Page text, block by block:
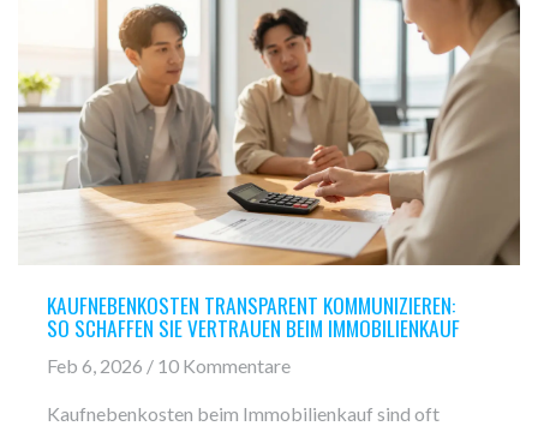
KAUFNEBENKOSTEN TRANSPARENT KOMMUNIZIEREN:
SO SCHAFFEN SIE VERTRAUEN BEIM IMMOBILIENKAUF
Feb 6, 2026 / 10 Kommentare
Kaufnebenkosten beim Immobilienkauf sind oft